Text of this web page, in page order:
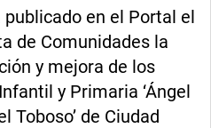
en el Portal el
de Comunidades la
y mejora de los
y Primaria ‘Ángel
Toboso’ de Ciudad